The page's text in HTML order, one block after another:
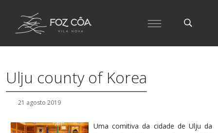
Ulju county of Korea
21 agosto 2019
Uma comitiva da cidade de Ulju da